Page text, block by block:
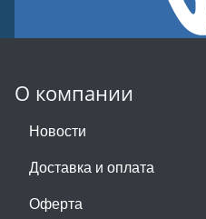
О компании
Новости
Доставка и оплата
Оферта